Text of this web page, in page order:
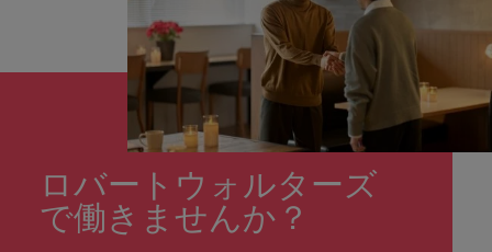
ロバートウォルターズ
で働きませんか？